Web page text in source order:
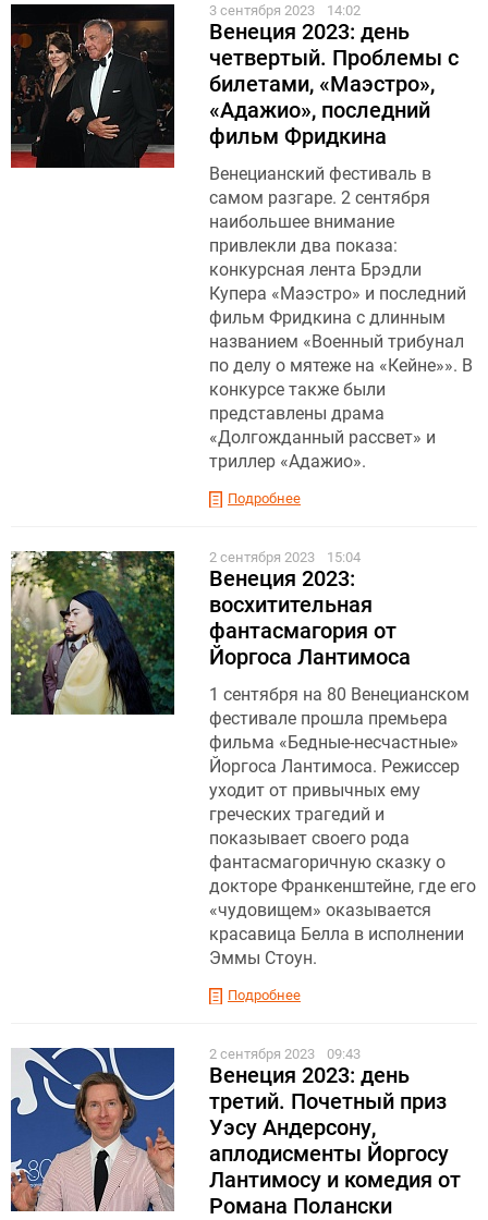
3 сентября 2023 14:02
Венеция 2023: день
четвертый. Проблемы с
билетами, «Маэстро»,
«Адажио», последний
фильм Фридкина
Венецианский фестиваль в
самом разгаре. 2 сентября
наибольшее внимание
привлекли два показа:
конкурсная лента Брэдли
Купера «Маэстро» и последний
фильм Фридкина с длинным
названием «Военный трибунал
по делу о мятеже на «Кейне»». В
конкурсе также были
представлены драма
«Долгожданный рассвет» и
триллер «Адажио».
Подробнее
2 сентября 2023 15:04
Венеция 2023:
восхитительная
фантасмагория от
Йоргоса Лантимоса
1 сентября на 80 Венецианском
фестивале прошла премьера
фильма «Бедные-несчастные»
Йоргоса Лантимоса. Режиссер
уходит от привычных ему
греческих трагедий и
показывает своего рода
фантасмагоричную сказку о
докторе Франкенштейне, где его
«чудовищем» оказывается
красавица Белла в исполнении
Эммы Стоун.
Подробнее
2 сентября 2023 09:43
Венеция 2023: день
третий. Почетный приз
Уэсу Андерсону,
аплодисменты Йоргосу
Лантимосу и комедия от
Романа Полански